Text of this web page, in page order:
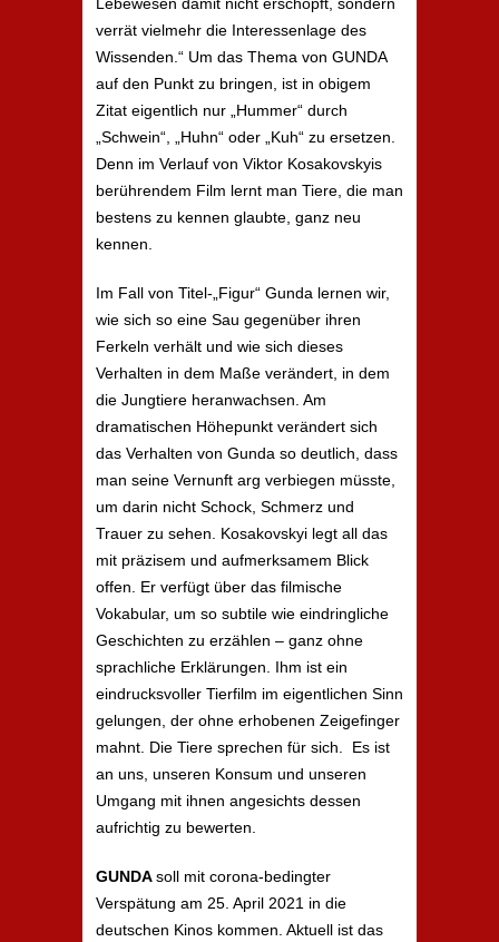
verrät vielmehr die Interessenlage des
Wissenden.“ Um das Thema von GUNDA
auf den Punkt zu bringen, ist in obigem
Zitat eigentlich nur „Hummer“ durch
„Schwein“, „Huhn“ oder „Kuh“ zu ersetzen.
Denn im Verlauf von Viktor Kosakovskyis
berührendem Film lernt man Tiere, die man
bestens zu kennen glaubte, ganz neu
kennen.
Im Fall von Titel-„Figur“ Gunda lernen wir,
wie sich so eine Sau gegenüber ihren
Ferkeln verhält und wie sich dieses
Verhalten in dem Maße verändert, in dem
die Jungtiere heranwachsen. Am
dramatischen Höhepunkt verändert sich
das Verhalten von Gunda so deutlich, dass
man seine Vernunft arg verbiegen müsste,
um darin nicht Schock, Schmerz und
Trauer zu sehen. Kosakovskyi legt all das
mit präzisem und aufmerksamem Blick
offen. Er verfügt über das filmische
Vokabular, um so subtile wie eindringliche
Geschichten zu erzählen – ganz ohne
sprachliche Erklärungen. Ihm ist ein
eindrucksvoller Tierfilm im eigentlichen Sinn
gelungen, der ohne erhobenen Zeigefinger
mahnt. Die Tiere sprechen für sich. Es ist
an uns, unseren Konsum und unseren
Umgang mit ihnen angesichts dessen
aufrichtig zu bewerten.
GUNDAsoll mit corona-bedingter
Verspätung am 25. April 2021 in die
deutschen Kinos kommen. Aktuell ist das